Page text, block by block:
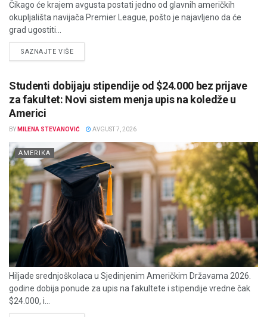
Čikago će krajem avgusta postati jedno od glavnih američkih
okupljališta navijača Premier League, pošto je najavljeno da će
grad ugostiti...
SAZNAJTE VIŠEDETAILS
Studenti dobijaju stipendije od $24.000 bez prijave
za fakultet: Novi sistem menja upis na koledže u
Americi
BY MILENA STEVANOVIĆ AVGUST 7, 2026
AMERIKA
Hiljade srednjoškolaca u Sjedinjenim Američkim Državama 2026.
godine dobija ponude za upis na fakultete i stipendije vredne čak
$24.000, i...